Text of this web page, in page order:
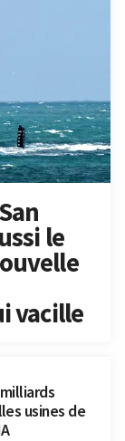
le
vacille
usines de